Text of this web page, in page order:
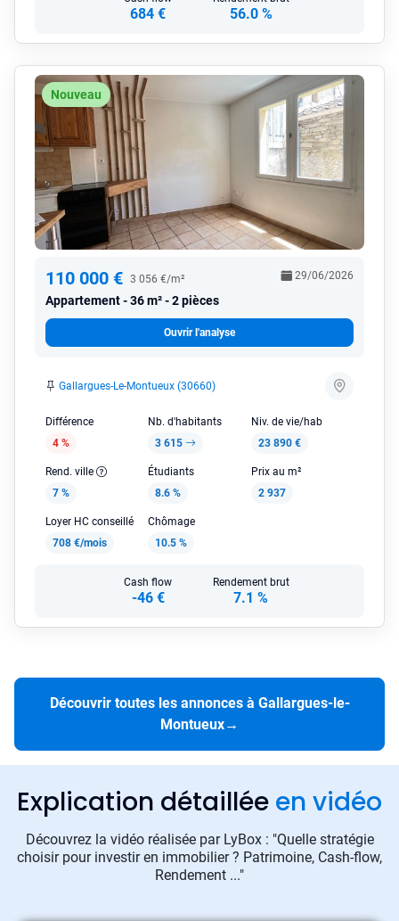
684 € 56.0 %
Nouveau
110 000 € 3 056 €/m²
Appartement 36 m² - 2 pièces
29/06/2026
Ouvrir l'analyse
Gallargues-Le-Montueux (30660)
Différence
4 %
Nb. d'habitants
3 615
Niv. de vie/hab
23 890 €
Rend. ville
7 %
Étudiants
8.6 %
Prix au m²
2 937
Loyer HC conseillé
708 €/mois
Chômage
10.5 %
Cash flow
-46 €
Rendement brut
7.1 %
Découvrir toutes les annonces à Gallargues-le-
Montueux→
Explication détaillée en vidéo
Découvrez la vidéo réalisée par LyBox : "Quelle stratégie
choisir pour investir en immobilier ? Patrimoine, Cash-flow,
Rendement ..."